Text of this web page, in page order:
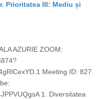
Prioritatea III: Mediu și
AZURIE ZOOM:
Meeting ID: 827
1. Diversitatea